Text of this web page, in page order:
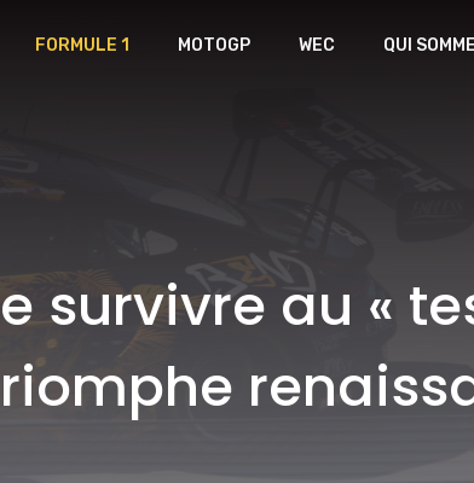
FORMULE 1 MOTOGP WEC QUI
survivre au «